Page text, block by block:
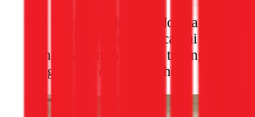
Nếu kết quả đo của bạn
trên (ví dụ: thông mạch cả khi nóng và
thông mạch trong cả hai trường hợp),
hỏng và cần được thay thế.